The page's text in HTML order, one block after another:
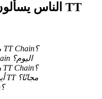
تحليل البيانات الضخمة
الناس يسألون أيضًا: أسئلة أخرى حول TT
ما هو أعلى سعر على الإطلاق لـ TT Chain؟
ما هي القيمة السوقية لـ TT Chain اليوم؟
هل الآن وقت جيد للاستثمار في TT Chain؟
أين يمكنك الحصول على مكافآت TT مجانًا؟
كيف يمكنك تتبع سعر TT Chain؟